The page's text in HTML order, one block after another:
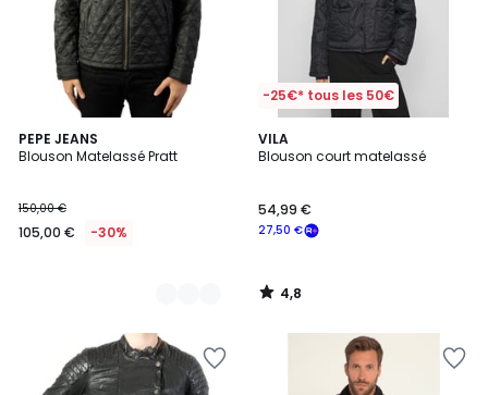
PEPE JEANS
Blouson Matelassé Pratt
150,00 €
105,00 € -30%
2
Couleurs
-25€* tous les 50€
VILA
Blouson court matelassé
27,50 €
54,99 €
4,8
/ 5
4,8
/